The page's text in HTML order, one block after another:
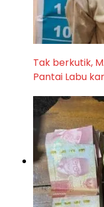
Tak berkutik,
Pantai Labu